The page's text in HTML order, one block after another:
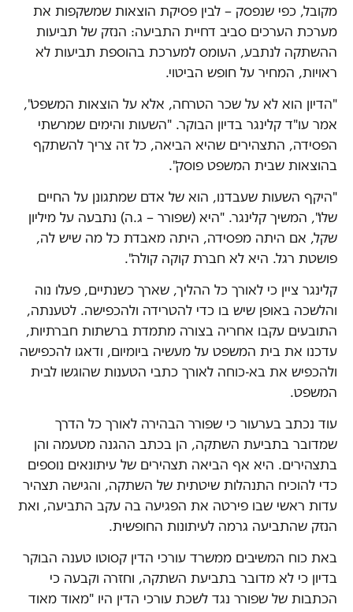
מקובל, כפי שנפסק – לבין פסיקת הוצאות שמשקפות את
מערכת הערכים סביב דחיית התביעה: הנזק של תביעות
ההשתקה לנתבע, העומס למערכת בהוספת תביעות לא
ראויות, המחיר על חופש הביטוי.
"הדיון הוא לא על שכר הטרחה, אלא על הוצאות המשפט",
אמר עו"ד קלינגר בדיון הבוקר. "השעות והימים שמרשתי
הפסידה, התצהירים שהיא הביאה, כל זה צריך להשתקף
בהוצאות שבית המשפט פוסק".
"היקף השעות שעבדנו, הוא של אדם שמתגונן על החיים
שלו", המשיך קלינגר. "היא (שפורר – ג.ה) נתבעה על מיליון
שקל, אם היתה מפסידה, היתה מאבדת כל מה שיש לה,
פושטת רגל. היא לא חברת קוקה קולה".
קלינגר ציין כי לאורך כל ההליך, שארך כשנתיים, פעלו נוה
והלשכה באופן שיש בו כדי להטרידה ולהכפישה. לטענתה,
התובעים עקבו אחריה בצורה מתמדת ברשתות חברתיות,
עדכנו את בית המשפט על מעשיה ביומיום, ודאגו להכפישה
ולהכפיש את בא-כוחה לאורך כתבי הטענות שהוגשו לבית
המשפט.
עוד נכתב בערעור כי שפורר הבהירה לאורך כל הדרך
שמדובר בתביעת השתקה, הן בכתב ההגנה מטעמה והן
בתצהירים. היא אף הביאה תצהירים של עיתונאים נוספים
כדי להוכיח התנהלות שיטתית של השתקה, והגישה תצהיר
עדות ראשי שבו פירטה את הפגיעה בה עקב התביעה, ואת
הנזק שהתביעה גרמה לעיתונות החופשית.
באת כוח המשיבים ממשרד עורכי הדין קסוטו טענה הבוקר
בדיון כי לא מדובר בתביעת השתקה, וחזרה וקבעה כי
הכתבות של שפורר נגד לשכת עורכי הדין היו "מאוד מאוד